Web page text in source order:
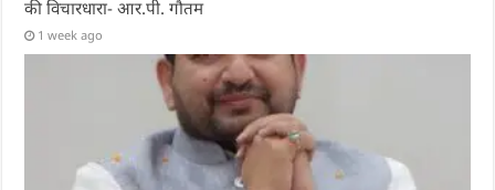
की विचारधारा- आर.पी. गौतम
1 week ago